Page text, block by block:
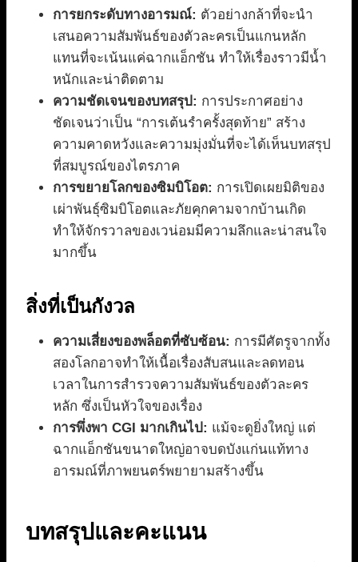
การยกระดับทางอารมณ์: ตัวอย่างกล้าที่จะนำ
เสนอความสัมพันธ์ของตัวละครเป็นแกนหลัก
แทนที่จะเน้นแค่ฉากแอ็กชัน ทำให้เรื่องราวมีน้ำ
หนักและน่าติดตาม
ความชัดเจนของบทสรุป: การประกาศอย่าง
ชัดเจนว่าเป็น “การเต้นรำครั้งสุดท้าย” สร้าง
ความคาดหวังและความมุ่งมั่นที่จะได้เห็นบทสรุป
ที่สมบูรณ์ของไตรภาค
การขยายโลกของซิมบิโอต: การเปิดเผยมิติของ
เผ่าพันธุ์ซิมบิโอตและภัยคุกคามจากบ้านเกิด
ทำให้จักรวาลของเวน่อมมีความลึกและน่าสนใจ
มากขึ้น
สิ่งที่เป็นกังวล
ความเสี่ยงของพล็อตที่ซับซ้อน: การมีศัตรูจากทั้ง
สองโลกอาจทำให้เนื้อเรื่องสับสนและลดทอน
เวลาในการสำรวจความสัมพันธ์ของตัวละคร
หลัก ซึ่งเป็นหัวใจของเรื่อง
การพึ่งพา CGI มากเกินไป: แม้จะดูยิ่งใหญ่ แต่
ฉากแอ็กชันขนาดใหญ่อาจบดบังแก่นแท้ทาง
อารมณ์ที่ภาพยนตร์พยายามสร้างขึ้น
บทสรุปและคะแนน